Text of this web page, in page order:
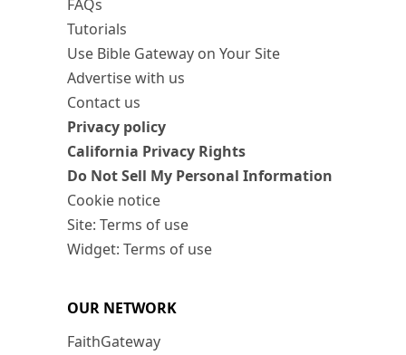
FAQs
Tutorials
Use Bible Gateway on Your Site
Advertise with us
Contact us
Privacy policy
California Privacy Rights
Do Not Sell My Personal Information
Cookie notice
Site: Terms of use
Widget: Terms of use
OUR NETWORK
FaithGateway